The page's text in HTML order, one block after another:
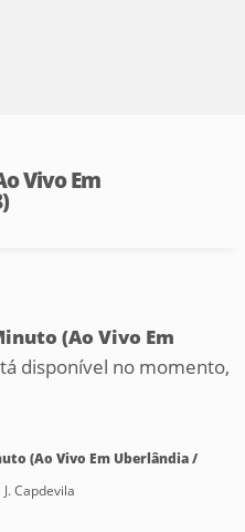
Vivo Em
(Ao Vivo Em
disponível no momento,
(Ao Vivo Em Uberlândia /
Capdevila